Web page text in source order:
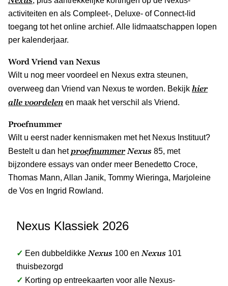
activiteiten en als Compleet-, Deluxe- of Connect-lid
toegang tot het online archief. Alle lidmaatschappen lopen
per kalenderjaar.
Word Vriend van Nexus
Wilt u nog meer voordeel en Nexus extra steunen,
overweeg dan Vriend van Nexus te worden. Bekijk hier
alle voordelen en maak het verschil als Vriend.
Proefnummer
Wilt u eerst nader kennismaken met het Nexus Instituut?
Bestelt u dan hetproefnummer Nexus 85, met
bijzondere essays van onder meer Benedetto Croce,
Thomas Mann, Allan Janik, Tommy Wieringa, Marjoleine
de Vos en Ingrid Rowland.
Nexus Klassiek 2026
✓ Een dubbeldikke Nexus 100 en Nexus 101
thuisbezorgd
✓ Korting op entreekaarten voor alle Nexus-